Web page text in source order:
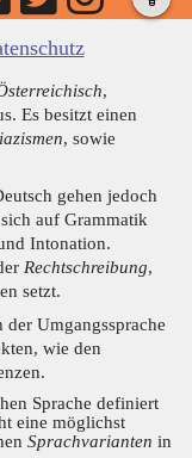
,
Es besitzt einen
, sowie
gehen jedoch
auf Grammatik
Intonation.
Rechtschreibung,
setzt.
der Umgangssprache
wie den
Sprache definiert
eine möglichst
Sprachvarianten in